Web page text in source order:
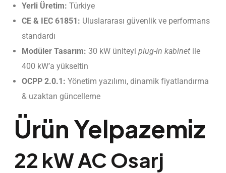
Yerli Üretim: Türkiye
CE & IEC 61851: Uluslararası güvenlik ve performans
standardı
Modüler Tasarım: 30 kW üniteyi plug-in kabinet ile
400 kW’a yükseltin
OCPP 2.0.1: Yönetim yazılımı, dinamik fiyatlandırma
& uzaktan güncelleme
Ürün Yelpazemiz
22 kW AC Osarj